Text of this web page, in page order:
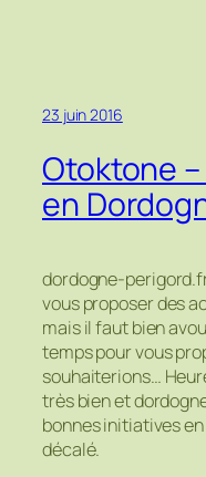
23 juin 2016
Otoktone
en
dordogne-
vous proposer des
mais il faut bien
temps pour vous
souhaiterions…
très bien et
bonnes initiatives
décalé.